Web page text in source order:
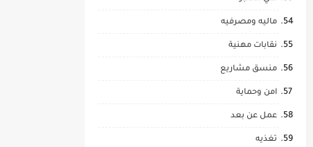
ماليه ومصرفيه
نقابات مهنية
منسق مشاريع
امن وحماية
عمل عن بعد
تغذيه